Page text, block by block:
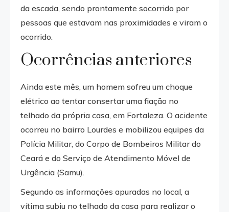
da escada, sendo prontamente socorrido por
pessoas que estavam nas proximidades e viram o
ocorrido.
Ocorrências anteriores
Ainda este mês, um homem sofreu um choque
elétrico ao tentar consertar uma fiação no
telhado da própria casa, em Fortaleza. O acidente
ocorreu no bairro Lourdes e mobilizou equipes da
Polícia Militar, do Corpo de Bombeiros Militar do
Ceará e do Serviço de Atendimento Móvel de
Urgência (Samu).
Segundo as informações apuradas no local, a
vítima subiu no telhado da casa para realizar o